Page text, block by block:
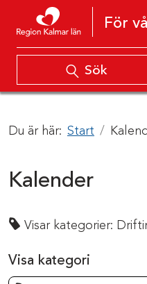
Hoppa till innehåll
För
Sök
Du är här: Start
Kalender
Visar kategorier:
Visa kategori